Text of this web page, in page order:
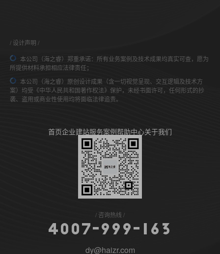
设计声明
本公司（海之睿）郑重承诺：所有业务案例及技术成果均真实可查，愿为
所提供材料承担相应法律责任；
本公司（海之睿）原创设计成果（含一切视觉呈现、交互逻辑及技术方
案）均受《中华人民共和国著作权法》保护，未经书面许可，任何形式的抄
袭、盗用或商业性使用均将面临法律追责。
首页企业建站服务案例帮助中心关于我们
咨询热线
4 0 0 7- 9 9 9 - 6 3
dy@haizr.com